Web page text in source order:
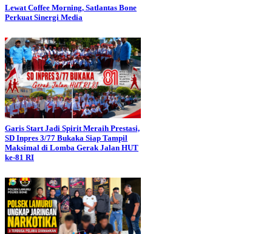
Lewat Coffee Morning, Satlantas Bone
Perkuat Sinergi Media
Garis Start Jadi Spirit Meraih Prestasi,
SD Inpres 3/77 Bukaka Siap Tampil
Maksimal di Lomba Gerak Jalan HUT
ke-81 RI